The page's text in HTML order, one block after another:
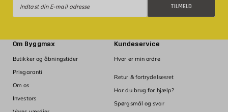
TILMELD
Om Byggmax
Butikker og åbningstider
Prisgaranti
Om os
Investors
Kundeservice
Hvor er min ordre
Retur & fortrydelsesret
Har du brug for hjælp?
Spørgsmål og svar